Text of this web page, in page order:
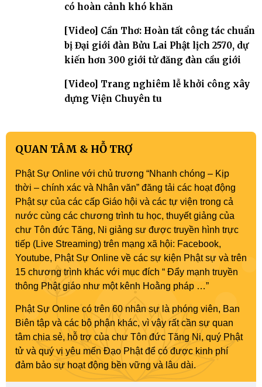
có hoàn cảnh khó khăn
[Video] Cần Thơ: Hoàn tất công tác chuẩn
bị Đại giới đàn Bửu Lai Phật lịch 2570, dự
kiến hơn 300 giới tử đăng đàn cầu giới
[Video] Trang nghiêm lễ khởi công xây
dựng Viện Chuyên tu
QUAN TÂM & HỖ TRỢ
Phật Sự Online với chủ trương “Nhanh chóng – Kịp
thời – chính xác và Nhân văn” đăng tải các hoạt động
Phật sự của các cấp Giáo hội và các tự viện trong cả
nước cùng các chương trình tu học, thuyết giảng của
chư Tôn đức Tăng, Ni giảng sư được truyền hình trực
tiếp (Live Streaming) trên mạng xã hội: Facebook,
Youtube, Phật Sự Online về các sự kiện Phật sự và trên
15 chương trình khác với mục đích “ Đẩy mạnh truyền
thông Phật giáo như một kênh Hoằng pháp …”
Phật Sự Online có trên 60 nhân sự là phóng viên, Ban
Biên tập và các bộ phận khác, vì vậy rất cần sự quan
tâm chia sẻ, hỗ trợ của chư Tôn đức Tăng Ni, quý Phật
tử và quý vị yêu mến Đạo Phật để có được kinh phí
đảm bảo sự hoạt động bền vững và lâu dài.